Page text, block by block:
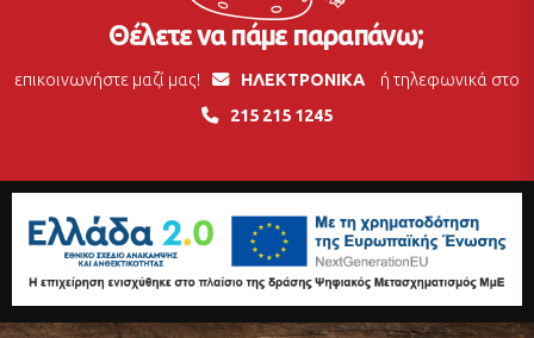
Θέλετε να πάμε παραπάνω;
επικοινωνήστε μαζί μας! ΗΛΕΚΤΡΟΝΙΚΑ
ή τηλεφωνικά στο
215 215 1245